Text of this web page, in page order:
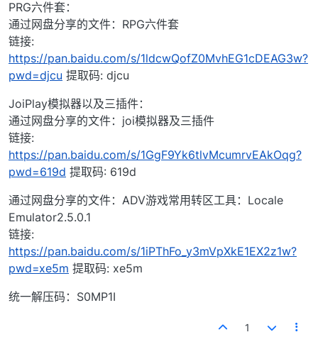
PRG六件套：
通过网盘分享的文件：RPG六件套
链接:
https://pan.baidu.com/s/1ldcwQofZ0MvhEG1cDEAG3w?
pwd=djcu 提取码: djcu
JoiPlay模拟器以及三插件：
通过网盘分享的文件：joi模拟器及三插件
链接:
https://pan.baidu.com/s/1GgF9Yk6tlvMcumrvEAkOqg?
pwd=619d 提取码: 619d
通过网盘分享的文件：ADV游戏常用转区工具：Locale
Emulator2.5.0.1
链接:
https://pan.baidu.com/s/1iPThFo_y3mVpXkE1EX2z1w?
pwd=xe5m 提取码: xe5m
统一解压码：S0MP1I
1